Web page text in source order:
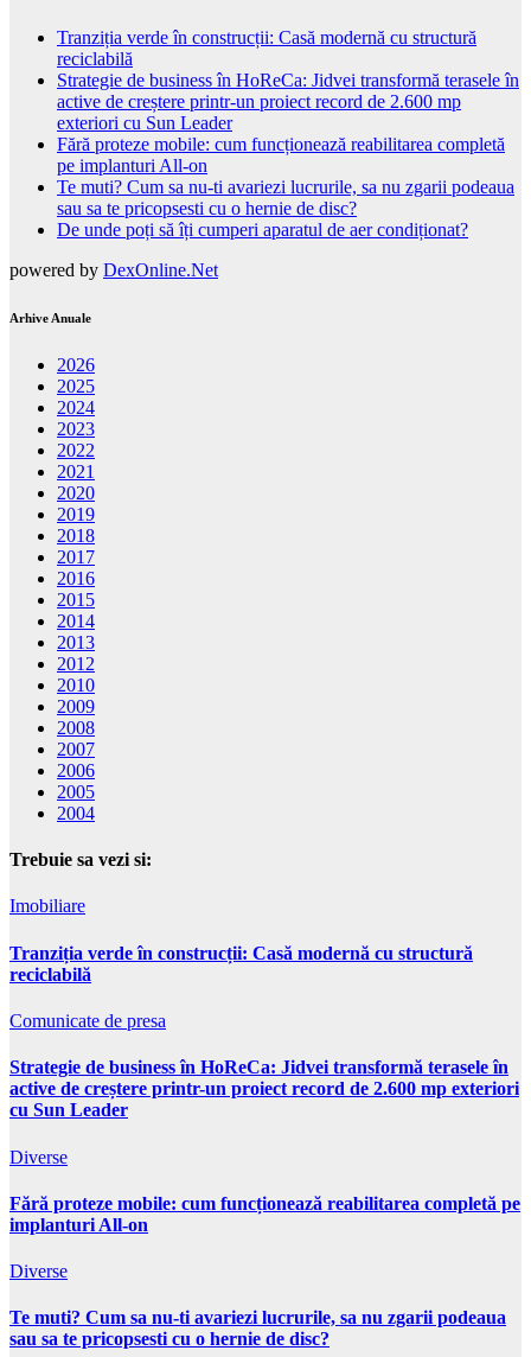
Tranziția verde în construcții: Casă modernă cu structură
reciclabilă
Strategie de business în HoReCa: Jidvei transformă terasele în
active de creștere printr-un proiect record de 2.600 mp
exteriori cu Sun Leader
Fără proteze mobile: cum funcționează reabilitarea completă
pe implanturi All-on
Te muti? Cum sa nu-ti avariezi lucrurile, sa nu zgarii podeaua
sau sa te pricopsesti cu o hernie de disc?
De unde poți să îți cumperi aparatul de aer condiționat?
powered by DexOnline.Net
Arhive Anuale
2026
2025
2024
2023
2022
2021
2020
2019
2018
2017
2016
2015
2014
2013
2012
2010
2009
2008
2007
2006
2005
2004
Trebuie sa vezi si:
Imobiliare
Tranziția verde în construcții: Casă modernă cu structură
reciclabilă
Comunicate de presa
Strategie de business în HoReCa: Jidvei transformă terasele în
active de creștere printr-un proiect record de 2.600 mp exteriori
cu Sun Leader
Diverse
Fără proteze mobile: cum funcționează reabilitarea completă pe
implanturi All-on
Diverse
Te muti? Cum sa nu-ti avariezi lucrurile, sa nu zgarii podeaua
sau sa te pricopsesti cu o hernie de disc?